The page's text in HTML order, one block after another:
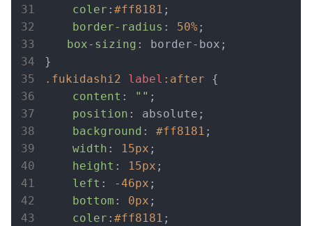
coler : #ff8181 ;
border-radius : 50%;
box-sizing : border-box;
.fukidashi2
label :after {
content : "" ;
position : absolute;
background : #ff8181 ;
width : 15px ;
height : 15px ;
left : -46px ;
bottom : 0px ;
coler : #ff8181 ;